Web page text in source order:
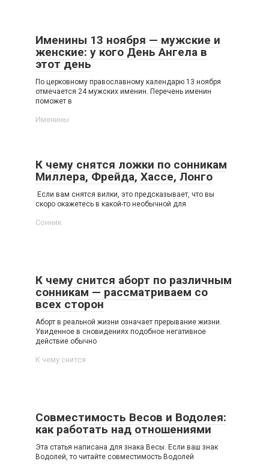
Именины 13 ноября — мужские и
женские: у кого День Ангела в
этот день
По церковному православному календарю 13 ноября
отмечается 24 мужских именин. Перечень именин
поможет в
Именины
К чему снятся ложки по сонникам
Миллера, Фрейда, Хассе, Лонго
Если вам снятся вилки, это предсказывает, что вы
скоро окажетесь в какой-то необычной для
Сонник
К чему снится аборт по различным
сонникам — рассматриваем со
всех сторон
Аборт в реальной жизни означает прерывание жизни.
Увиденное в сновидениях подобное негативное
действие обычно
К чему снится
Совместимость Весов и Водолея:
как работать над отношениями
Эта статья написана для знака Весы. Если ваш знак
Водолей, то читайте совместимость Водолей